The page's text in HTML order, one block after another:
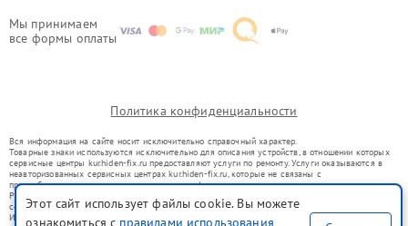
Мы принимаем
все формы оплаты
Политика конфиденциальности
Вся информация на сайте носит исключительно справочный характер.
Товарные знаки используются исключительно для описания устройств, в отношении которых
сервисные центры kur.hiden-fix.ru предоставляют услуги по ремонту. Услуги оказываются в
неавторизованных сервисных центрах kur.hiden-fix.ru, которые не связаны с
правообладателями товарных знаков или их официальными представителями.
Ремонт осуществляется для устройств, уже введенных в гражданский оборот в соответствии
со статьей 1487 ГК РФ.
Использование товарных знаков не преследует цели индивидуализации услуг или введения
Этот сайт использует файлы cookie. Вы можете
ознакомиться с правилами использования